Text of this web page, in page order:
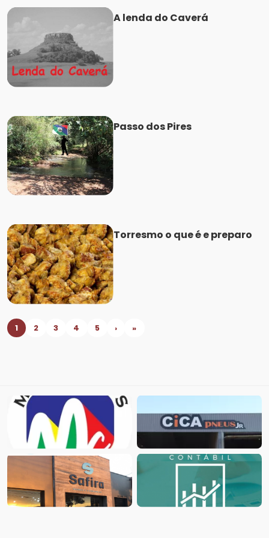
A lenda do Caverá
Passo dos Pires
Torresmo o que é e preparo
1 2 3 4 5 › »